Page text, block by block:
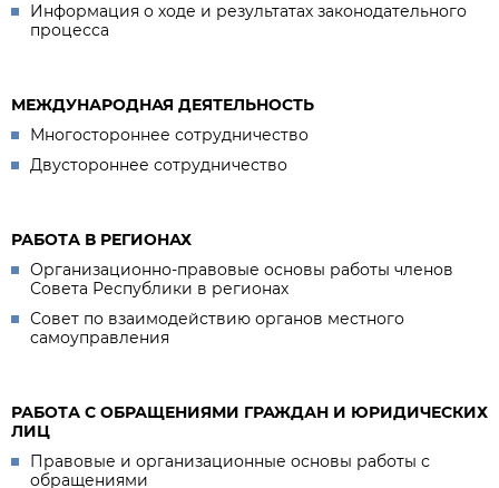
Информация о ходе и результатах законодательного
процесса
МЕЖДУНАРОДНАЯ ДЕЯТЕЛЬНОСТЬ
Многостороннее сотрудничество
Двустороннее сотрудничество
РАБОТА В РЕГИОНАХ
Организационно-правовые основы работы членов
Совета Республики в регионах
Совет по взаимодействию органов местного
самоуправления
РАБОТА С ОБРАЩЕНИЯМИ ГРАЖДАН И ЮРИДИЧЕСКИХ
ЛИЦ
Правовые и организационные основы работы с
обращениями